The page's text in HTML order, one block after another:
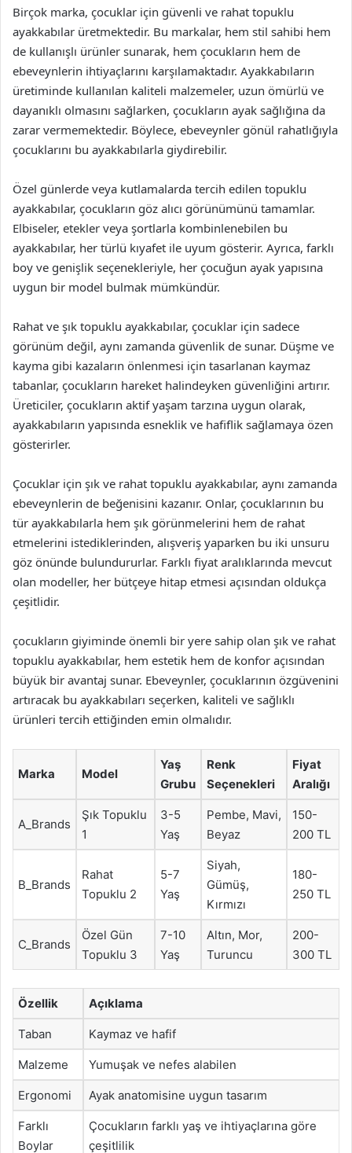
Birçok marka, çocuklar için güvenli ve rahat topuklu
ayakkabılar üretmektedir. Bu markalar, hem stil sahibi hem
de kullanışlı ürünler sunarak, hem çocukların hem de
ebeveynlerin ihtiyaçlarını karşılamaktadır. Ayakkabıların
üretiminde kullanılan kaliteli malzemeler, uzun ömürlü ve
dayanıklı olmasını sağlarken, çocukların ayak sağlığına da
zarar vermemektedir. Böylece, ebeveynler gönül rahatlığıyla
çocuklarını bu ayakkabılarla giydirebilir.
Özel günlerde veya kutlamalarda tercih edilen topuklu
ayakkabılar, çocukların göz alıcı görünümünü tamamlar.
Elbiseler, etekler veya şortlarla kombinlenebilen bu
ayakkabılar, her türlü kıyafet ile uyum gösterir. Ayrıca, farklı
boy ve genişlik seçenekleriyle, her çocuğun ayak yapısına
uygun bir model bulmak mümkündür.
Rahat ve şık topuklu ayakkabılar, çocuklar için sadece
görünüm değil, aynı zamanda güvenlik de sunar. Düşme ve
kayma gibi kazaların önlenmesi için tasarlanan kaymaz
tabanlar, çocukların hareket halindeyken güvenliğini artırır.
Üreticiler, çocukların aktif yaşam tarzına uygun olarak,
ayakkabıların yapısında esneklik ve hafiflik sağlamaya özen
gösterirler.
Çocuklar için şık ve rahat topuklu ayakkabılar, aynı zamanda
ebeveynlerin de beğenisini kazanır. Onlar, çocuklarının bu
tür ayakkabılarla hem şık görünmelerini hem de rahat
etmelerini istediklerinden, alışveriş yaparken bu iki unsuru
göz önünde bulundururlar. Farklı fiyat aralıklarında mevcut
olan modeller, her bütçeye hitap etmesi açısından oldukça
çeşitlidir.
çocukların giyiminde önemli bir yere sahip olan şık ve rahat
topuklu ayakkabılar, hem estetik hem de konfor açısından
büyük bir avantaj sunar. Ebeveynler, çocuklarının özgüvenini
artıracak bu ayakkabıları seçerken, kaliteli ve sağlıklı
ürünleri tercih ettiğinden emin olmalıdır.
Marka Model
Yaş
Grubu
Renk
Seçenekleri
Fiyat
Aralığı
A_Brands
Şık Topuklu
1
3-5
Yaş
Pembe, Mavi,
Beyaz
150-
200 TL
B_Brands
Rahat
Topuklu 2
5-7
Yaş
Siyah,
Gümüş,
Kırmızı
180-
250 TL
C_Brands
Özel Gün
Topuklu 3
7-10
Yaş
Altın, Mor,
Turuncu
200-
300 TL
Özellik Açıklama
Taban Kaymaz ve hafif
Malzeme Yumuşak ve nefes alabilen
Ergonomi Ayak anatomisine uygun tasarım
Farklı
Boylar
Çocukların farklı yaş ve ihtiyaçlarına göre
çeşitlilik